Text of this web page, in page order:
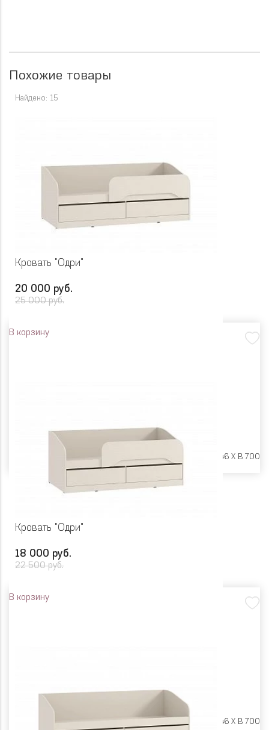
Похожие товары
Найдено: 15
Кровать "Одри"
20 000 руб.
25 000 руб.
В корзину
Ш 1842 X Г 846 X В 700
Кровать "Одри"
18 000 руб.
22 500 руб.
В корзину
Ш 1642 X Г 846 X В 700